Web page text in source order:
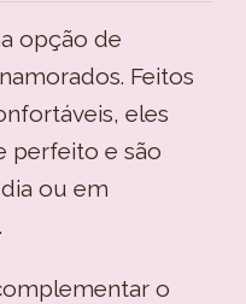
opção de
Feitos
eles
perfeito e são
ou em
o